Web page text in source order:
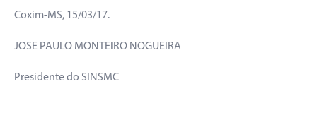
Coxim-MS, 15/03/17.
JOSE PAULO MONTEIRO NOGUEIRA
Presidente do SINSMC